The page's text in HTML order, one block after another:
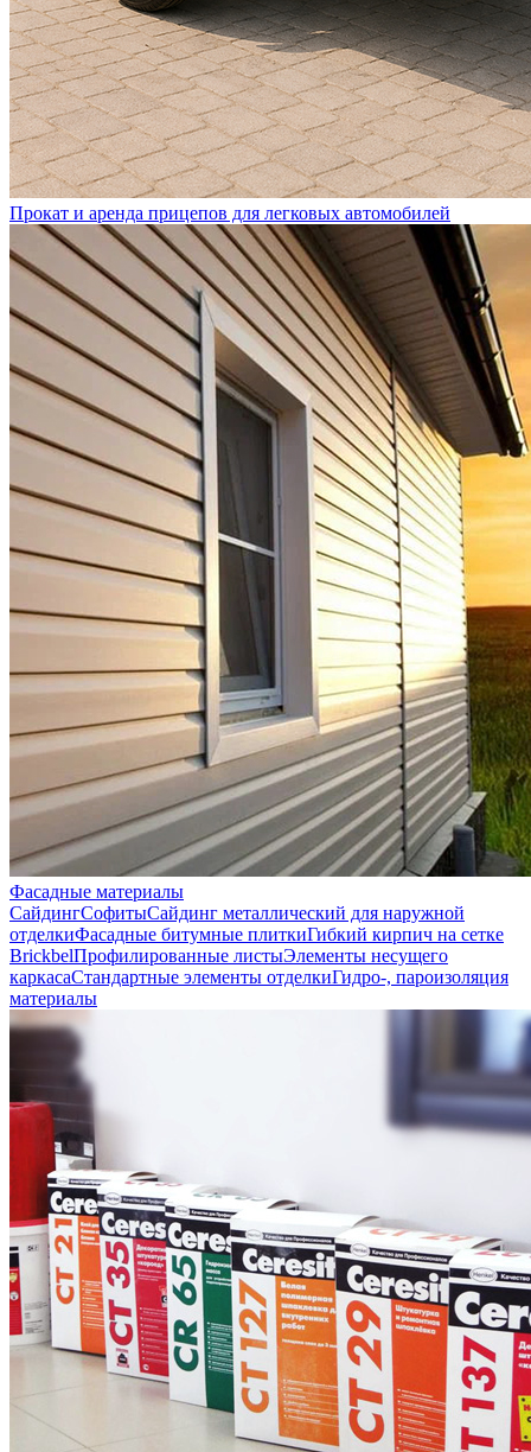
Прокат и аренда прицепов для легковых автомобилей
Фасадные материалы
СайдингСофитыСайдинг металлический для наружной
отделкиФасадные битумные плиткиГибкий кирпич на сетке
BrickbelПрофилированные листыЭлементы несущего
каркасаСтандартные элементы отделкиГидро-, пароизоляция
материалы